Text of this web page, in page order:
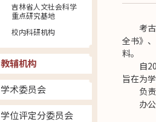
吉林省人文社会科学
重点研究基地
校内科研机构
教辅机构
学术委员会
学位评定分委员会
考
全书》
料。
自
旨在为
负
办